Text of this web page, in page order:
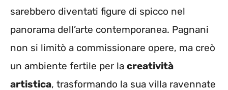
sarebbero diventati figure di spicco nel
panorama dell’arte contemporanea. Pagnani
non si limitò a commissionare opere, ma creò
un ambiente fertile per la creatività
artistica, trasformando la sua villa ravennate